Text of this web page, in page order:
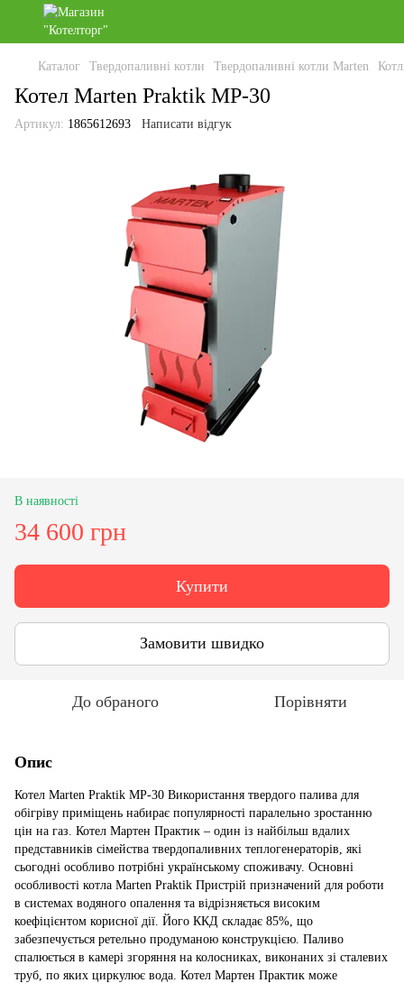
Каталог Твердопаливні котли Твердопаливні котли Marten
Котел Marten Praktik MP-30
Артикул: 1865612693 Написати відгук
В наявності
34 600 грн
Купити
Замовити швидко
До обраного Порівняти
Опис
Котел Marten Praktik MP-30 Використання твердого палива для
обігріву приміщень набирає популярності паралельно зростанню
цін на газ. Котел Мартен Практик – один із найбільш вдалих
представників сімейства твердопаливних теплогенераторів, які
сьогодні особливо потрібні українському споживачу. Основні
особливості котла Marten Praktik Пристрій призначений для роботи
в системах водяного опалення та відрізняється високим
коефіцієнтом корисної дії. Його ККД складає 85%, що
забезпечується ретельно продуманою конструкцією. Паливо
спалюється в камері згоряння на колосниках, виконаних зі сталевих
труб, по яких циркулює вода. Котел Мартен Практик може